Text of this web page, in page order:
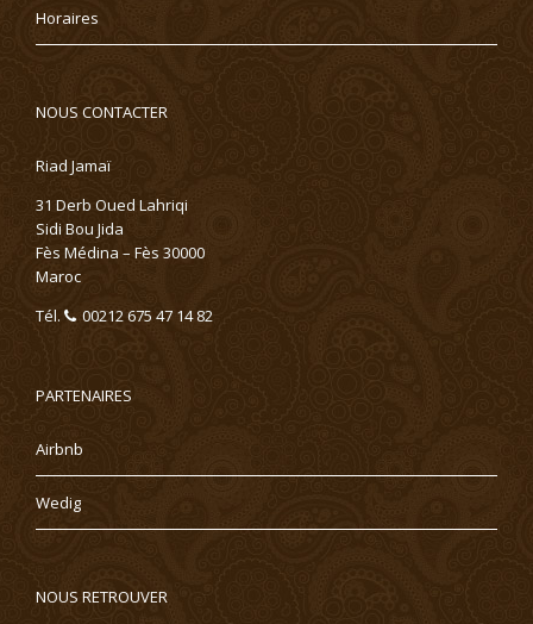
Horaires
NOUS CONTACTER
Riad Jamaï
31 Derb Oued Lahriqi
Sidi Bou Jida
Fès Médina – Fès 30000
Maroc
Tél.
00212 675 47 14 82
PARTENAIRES
Airbnb
Wedig
NOUS RETROUVER